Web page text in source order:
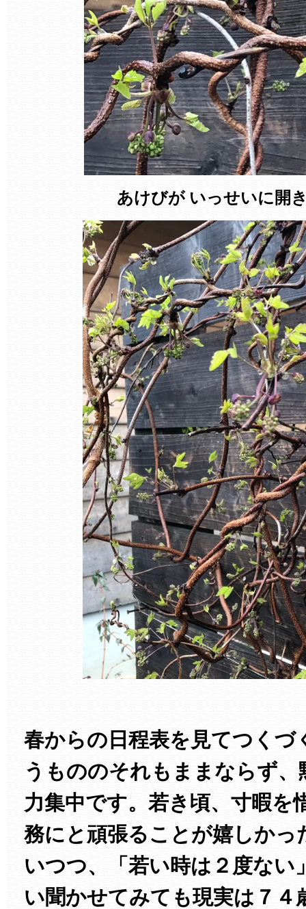
あけびが いっせいに開
春からの日程表を見てつくづ
うもののそれもままならず、
力集中です。若き頃、寸暇を
務にと頑張ることが嬉しかっ
いつつ、「若い時は２度ない
い聞かせてみても現実は７４